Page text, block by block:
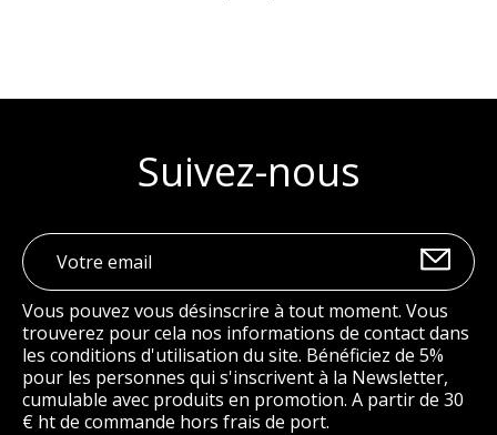
Suivez-nous
Vous pouvez vous désinscrire à tout moment. Vous
trouverez pour cela nos informations de contact dans
les conditions d'utilisation du site. Bénéficiez de 5%
pour les personnes qui s'inscrivent à la Newsletter,
cumulable avec produits en promotion. A partir de 30
€ ht de commande hors frais de port.